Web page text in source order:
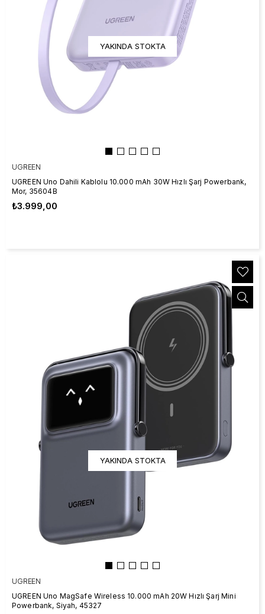
YAKINDA STOKTA
UGREEN
UGREEN Uno Dahili Kablolu 10.000 mAh 30W Hızlı Şarj Powerbank,
Mor, 35604B
₺3.999,00
YAKINDA STOKTA
UGREEN
UGREEN Uno MagSafe Wireless 10.000 mAh 20W Hızlı Şarj Mini
Powerbank, Siyah, 45327